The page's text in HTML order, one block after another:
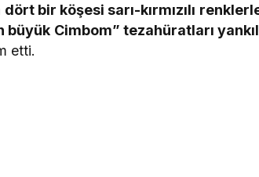
dört bir köşesi sarı-kırmızılı
büyük Cimbom” tezahüratları
etti.